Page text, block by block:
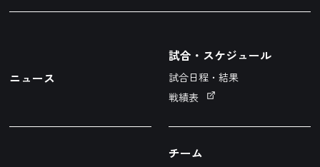
ニュース
チーム
試合・スケジュール
試合日程・結果
戦績表